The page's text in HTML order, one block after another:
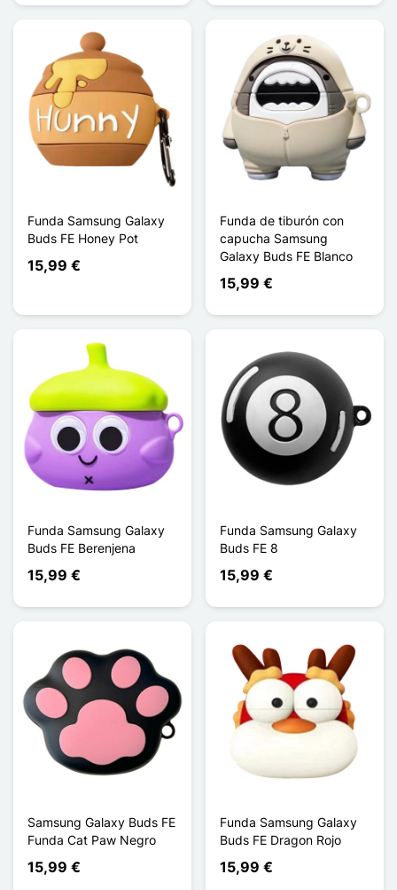
Funda Samsung Galaxy
Buds FE Honey Pot
15,99 €
Funda de tiburón con
capucha Samsung
Galaxy Buds FE Blanco
15,99 €
Funda Samsung Galaxy
Buds FE Berenjena
15,99 €
Funda Samsung Galaxy
Buds FE 8
15,99 €
Samsung Galaxy Buds FE
Funda Cat Paw Negro
15,99 €
Funda Samsung Galaxy
Buds FE Dragon Rojo
15,99 €